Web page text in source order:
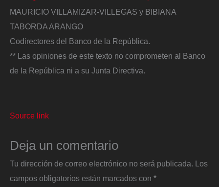
MAURICIO VILLAMIZAR-VILLEGAS y BIBIANA
TABORDA ARANGO
Codirectores del Banco de la República.
** Las opiniones de este texto no comprometen al Banco
de la República ni a su Junta Directiva.
Source link
Deja un comentario
Tu dirección de correo electrónico no será publicada.
Los
campos obligatorios están marcados con *